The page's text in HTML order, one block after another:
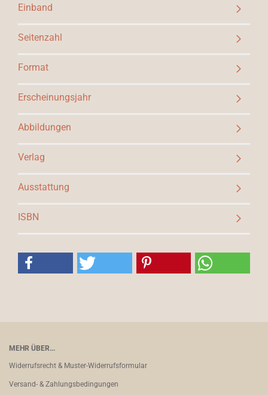
Einband
Seitenzahl
Format
Erscheinungsjahr
Abbildungen
Verlag
Ausstattung
ISBN
MEHR ÜBER...
Widerrufsrecht & Muster-Widerrufsformular
Versand- & Zahlungsbedingungen